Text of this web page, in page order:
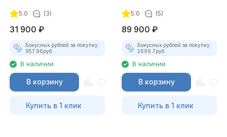
5.0 (3)
31 900 ₽
Бонусных рублей за покупку:
957.96руб.
В наличии
В корзину
Купить в 1 клик
5.0 (5)
89 900 ₽
Бонусных рублей за покупку:
2699.7руб.
В наличии
В корзину
Купить в 1 клик